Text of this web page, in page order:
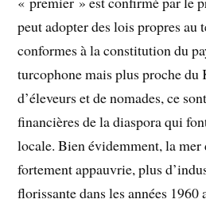
peut adopter des lois propres au
conformes à la constitution du
turcophone mais plus proche du
d’éleveurs et de nomades, ce
financières de la diaspora qui
locale. Bien évidemment, la mer
fortement appauvrie, plus
florissante dans les années 1960